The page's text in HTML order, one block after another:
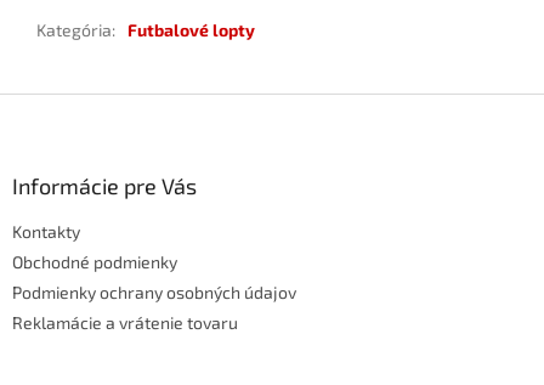
Kategória: Futbalové lopty
Informácie pre Vás
Kontakty
Obchodné podmienky
Podmienky ochrany osobných údajov
Reklamácie a vrátenie tovaru